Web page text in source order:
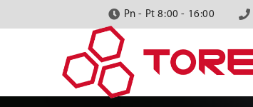
Pn - Pt 8:00 - 16:00